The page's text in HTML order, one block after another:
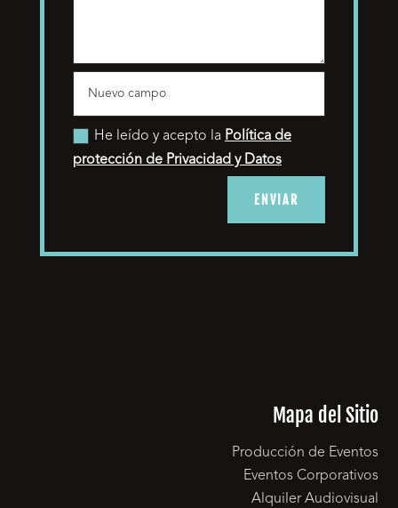
He leído y acepto la Política de
protección de Privacidad y Datos
ENVIAR
Mapa del Sitio
Producción de Eventos
Eventos Corporativos
Alquiler Audiovisual